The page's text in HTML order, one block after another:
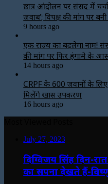
छात्र आंदोलन पर संसद में
जवाब’; विपक्ष की मांग पर
9 hours ago
एक राज्य का बदलेगा नाम!
की मांग पर फिर हंगामे के
14 hours ago
CRPF के 600 जवानों के लिए
मिलेंगे खास उपकरण
16 hours ago
July 27, 2023
दिग्विजय सिंह दिन-
का सपना देखते हैं-